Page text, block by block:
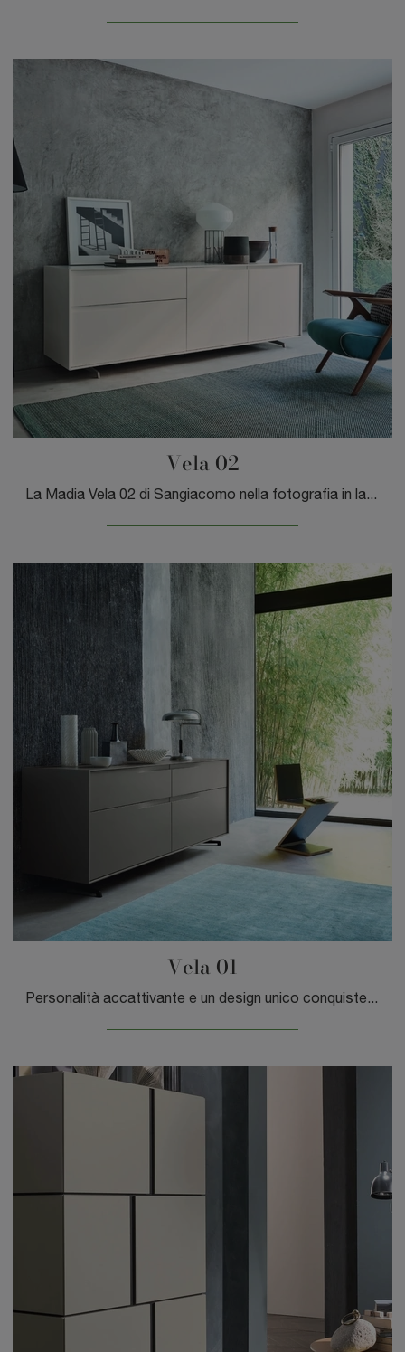
Vela 02
La Madia Vela 02 di Sangiacomo nella fotografia in laccato opaco risolve le più personali necessità di spazio e stile, arredando il soggiorno con ...
Vela 01
Personalità accattivante e un design unico conquisteranno anche te: la Madia Vela 01 di Sangiacomo è una delle soluzioni più originali in commercio.